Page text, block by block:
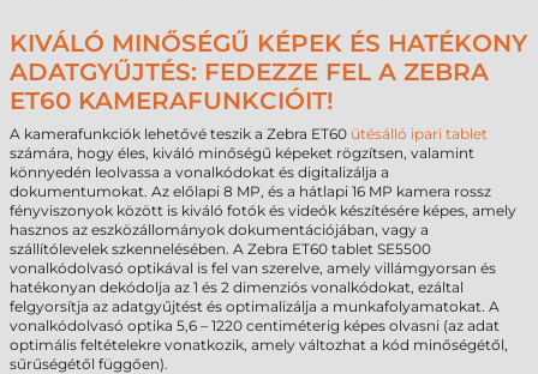
KIVÁLÓ MINŐSÉGŰ KÉPEK ÉS HATÉKONY
ADATGYŰJTÉS: FEDEZZE FEL A ZEBRA
ET60 KAMERAFUNKCIÓIT!
A kamerafunkciók lehetővé teszik a Zebra ET60 ütésálló ipari tablet
számára, hogy éles, kiváló minőségű képeket rögzítsen, valamint
könnyedén leolvassa a vonalkódokat és digitalizálja a
dokumentumokat. Az előlapi 8 MP, és a hátlapi 16 MP kamera rossz
fényviszonyok között is kiváló fotók és videók készítésére képes, amely
hasznos az eszközállományok dokumentációjában, vagy a
szállítólevelek szkennelésében. A Zebra ET60 tablet SE5500
vonalkódolvasó optikával is fel van szerelve, amely villámgyorsan és
hatékonyan dekódolja az 1 és 2 dimenziós vonalkódokat, ezáltal
felgyorsítja az adatgyűjtést és optimalizálja a munkafolyamatokat. A
vonalkódolvasó optika 5,6 – 1220 centiméterig képes olvasni (az adat
optimális feltételekre vonatkozik, amely változhat a kód minőségétől,
sűrűségétől függően).